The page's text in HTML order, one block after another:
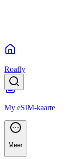
Roafly
My eSIM-kaarte
Meer